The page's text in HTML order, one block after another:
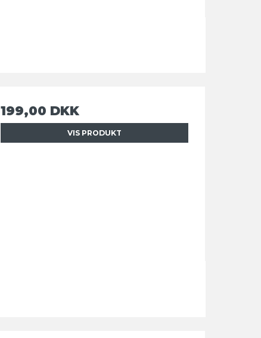
199,00 DKK
VIS PRODUKT